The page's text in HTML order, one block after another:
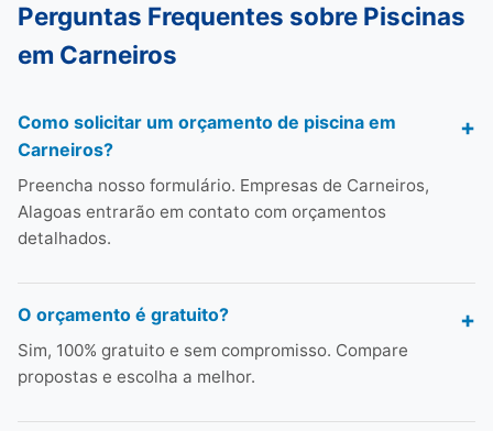
Perguntas Frequentes sobre Piscinas
em Carneiros
Como solicitar um orçamento de piscina em
Carneiros?
Preencha nosso formulário. Empresas de Carneiros,
Alagoas entrarão em contato com orçamentos
detalhados.
O orçamento é gratuito?
Sim, 100% gratuito e sem compromisso. Compare
propostas e escolha a melhor.